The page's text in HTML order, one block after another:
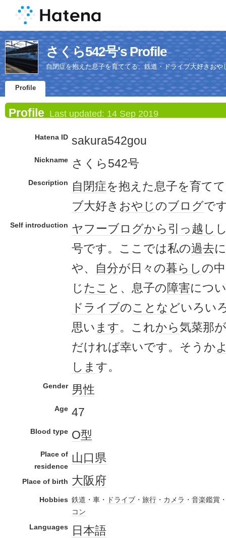
さくら542号's Profile
自閉症を抱えた息子を育ててる、鉄道・ドライブ大好きおや
Profile
Profile Last updated: 14 Sep 2019
Hatena ID sakura542gou
Nickname さくら542号
Description 自閉症を抱えた息子を育て
ブ大好き おやじのブログで
Self introduction ヤフーブログから 引っ越し
号です。ここでは私の過去
や、
自分が日々の暮らしの
じたこ と、息子の障害につ
ドライブのことな どいろい
思い ます。これから気菜那
だければ幸いです。そうか
しま す。
Gender 男性
Age 47
Blood type O型
Place of
residence
山口県
Place of birth 大阪府
Hobbies 鉄道 ・車・ ドライブ ・ 旅行 ・ カメラ ・ 音楽鑑賞
コン
Languages
日本語